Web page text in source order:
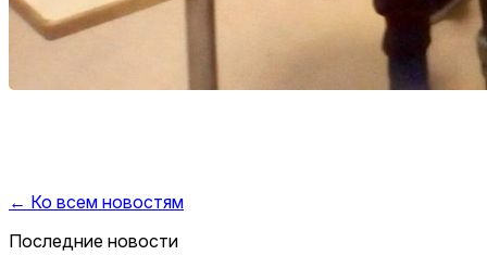
← Ко всем новостям
Последние новости